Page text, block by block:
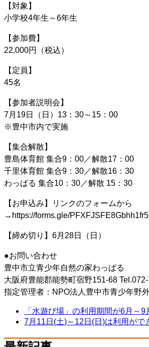
【対象】
小学校4年生～6年生
【参加費】
22,000円（税込）
【定員】
45名
【参加者説明会】
7月19日（日）13：30～15：00
※豊中市内で実施
【集合解散】
豊島体育館 集合9：00／解散17：00
千里体育館 集合9：30／解散16：30
わっぱる 集合10：30／解散 15：30
【お申込み】リンクのフォームから
→https://forms.gle/PFXFJSFE8Gbhh1fr5
【締め切り】6月28日（日）
●お問い合わせ
豊中市立青少年自然の家わっぱる
大阪府豊能郡能勢町宿野151-68
指定管理者：NPO法人豊中市青少年野
「水遊び場」の利用期間が6月～9
7月11日(土)～12日(日)は利用がで